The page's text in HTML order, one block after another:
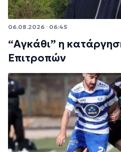
06.08.2026 · 06:45
“Αγκάθι” η
Επιτροπών